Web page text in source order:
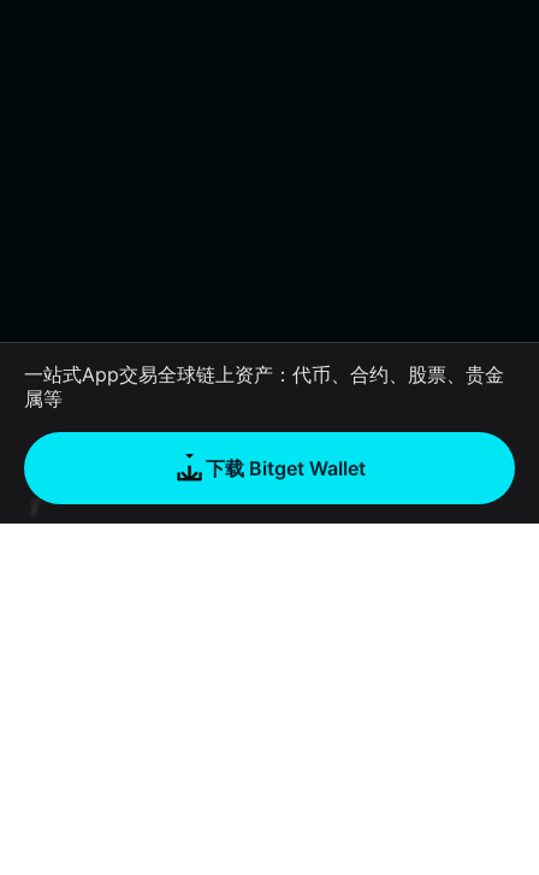
一站式App交易全球链上资产：代币、合约、股票、贵金
属等
下载 Bitget Wallet